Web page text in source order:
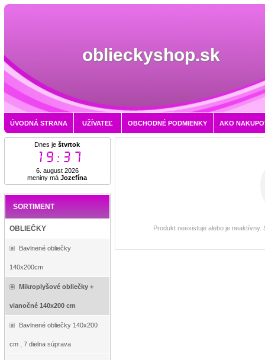
oblieckyshop.sk
ÚVODNÁ STRANA UŽÍVATEĽ OBCHODNÉ PODMIENKY AKO
Dnes ještvrtok
19:37
6. august 2026
meniny máJozefína
SORTIMENT
OBLIEČKY
Bavlnené obliečky
140x200cm
Mikroplyšové obliečky +
vianočné 140x200 cm
Bavlnené obliečky 140x200
cm , 7 dielna súprava
Produkt neexistuje alebo je